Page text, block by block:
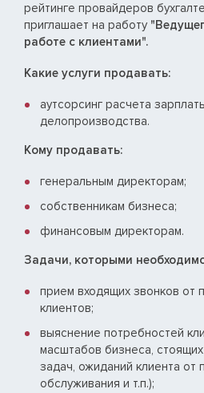
рейтинге провайдеров
приглашает на работу
работе с клиентами".
Какие услуги продавать:
аутсорсинг расчета
делопроизводства.
Кому продавать:
генеральным директорам;
собственникам бизнеса;
финансовым директорам.
Задачи, которыми
прием входящих звонков от
клиентов;
выяснение потребностей
масштабов бизнеса,
задач, ожиданий клиента от
обслуживания и т.п.);